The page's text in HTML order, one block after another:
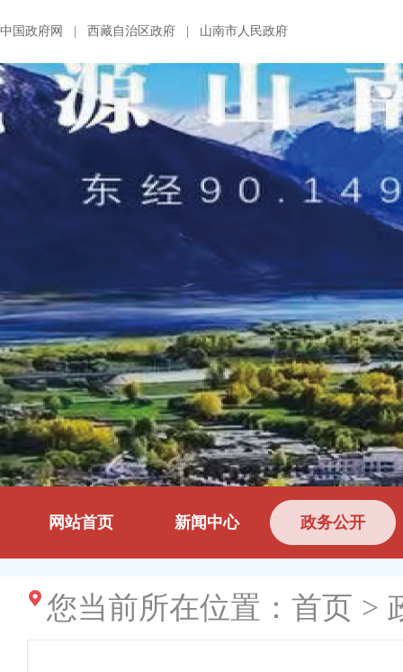
中国政府网 西藏自治区政府 山南市人民政府
网站首页 新闻中心 政务公开
您当前所在位置： 首页 >